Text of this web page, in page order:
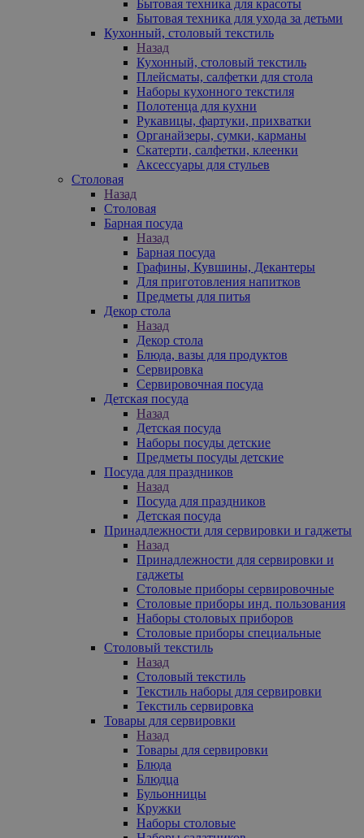
Бытовая техника для красоты
Бытовая техника для ухода за детьми
Кухонный, столовый текстиль
Назад
Кухонный, столовый текстиль
Плейсматы, салфетки для стола
Наборы кухонного текстиля
Полотенца для кухни
Рукавицы, фартуки, прихватки
Органайзеры, сумки, карманы
Скатерти, салфетки, клеенки
Аксессуары для стульев
Столовая
Назад
Столовая
Барная посуда
Назад
Барная посуда
Графины, Кувшины, Декантеры
Для приготовления напитков
Предметы для питья
Декор стола
Назад
Декор стола
Блюда, вазы для продуктов
Сервировка
Сервировочная посуда
Детская посуда
Назад
Детская посуда
Наборы посуды детские
Предметы посуды детские
Посуда для праздников
Назад
Посуда для праздников
Детская посуда
Принадлежности для сервировки и гаджеты
Назад
Принадлежности для сервировки и
гаджеты
Столовые приборы сервировочные
Столовые приборы инд. пользования
Наборы столовых приборов
Столовые приборы специальные
Столовый текстиль
Назад
Столовый текстиль
Текстиль наборы для сервировки
Текстиль сервировка
Товары для сервировки
Назад
Товары для сервировки
Блюда
Блюдца
Бульонницы
Кружки
Наборы столовые